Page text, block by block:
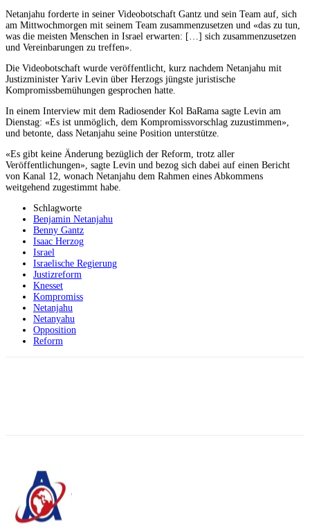
Netanjahu forderte in seiner Videobotschaft Gantz und sein Team auf, sich
am Mittwochmorgen mit seinem Team zusammenzusetzen und «das zu tun,
was die meisten Menschen in Israel erwarten: […] sich zusammenzusetzen
und Vereinbarungen zu treffen».
Die Videobotschaft wurde veröffentlicht, kurz nachdem Netanjahu mit
Justizminister Yariv Levin über Herzogs jüngste juristische
Kompromissbemühungen gesprochen hatte.
In einem Interview mit dem Radiosender Kol BaRama sagte Levin am
Dienstag: «Es ist unmöglich, dem Kompromissvorschlag zuzustimmen»,
und betonte, dass Netanjahu seine Position unterstütze.
«Es gibt keine Änderung bezüglich der Reform, trotz aller
Veröffentlichungen», sagte Levin und bezog sich dabei auf einen Bericht
von Kanal 12, wonach Netanjahu dem Rahmen eines Abkommens
weitgehend zugestimmt habe.
Schlagworte
Benjamin Netanjahu
Benny Gantz
Isaac Herzog
Israel
Israelische Regierung
Justizreform
Knesset
Kompromiss
Netanjahu
Netanyahu
Opposition
Reform